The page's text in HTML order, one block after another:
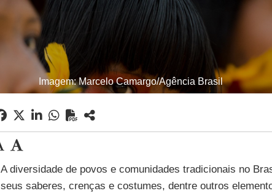
Imagem: Marcelo Camargo/Agência Brasil
A diversidade de povos e comunidades tradicionais no
seus saberes, crenças e costumes, dentre outros